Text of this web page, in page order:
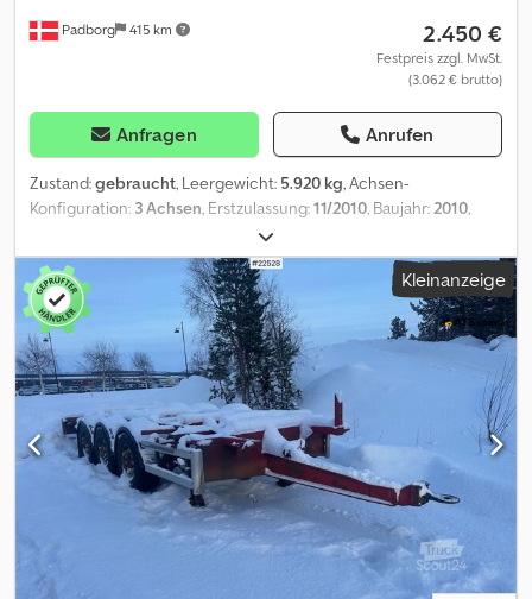
Padborg 415 km 2.450 €
Festpreis zzgl. MwSt.
(3.062 € brutto)
Anfragen Anrufen
Zustand:gebraucht, Leergewicht: 5.920 kg, Achsen-
Konfiguration: 3 Achsen , Erstzulassung:11/2010 , Baujahr: 2010
Leergewicht: 5920 kg. Unser gesamtes Fahrzeugangebot finden
Sie unter . Finanzierung gewünscht? Mit unseren Value Added
Service bieten wir Ihnen individuelle Finanzierungsmöglichkeiten,
Full Service- und Telematik-Dienstleistungen. Wir beraten Sie
gerne. Dodpfjy Rwg Ajx Akweck
Kleinanzeige